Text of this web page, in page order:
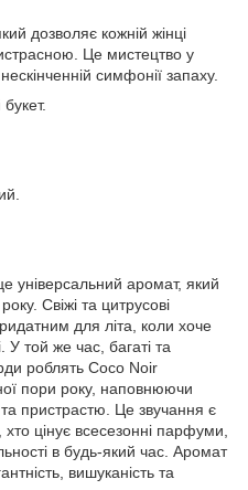
дозволяє кожній жінці
Це мистецтво у
симфонії запаху.
універсальний аромат, який
Свіжі та цитрусові
для літа, коли хоче
У той же час, багаті та
роблять Coco Noir
пори року, наповнюючи
пристрастю. Це звучання є
цінує всесезонні парфуми,
в будь-який час. Аромат
вишуканість та